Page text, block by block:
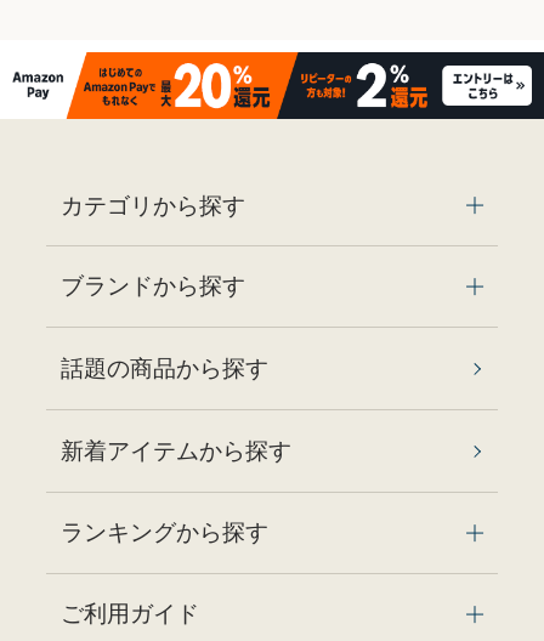
カテゴリから探す
ブランドから探す
話題の商品から探す
新着アイテムから探す
ランキングから探す
ご利用ガイド